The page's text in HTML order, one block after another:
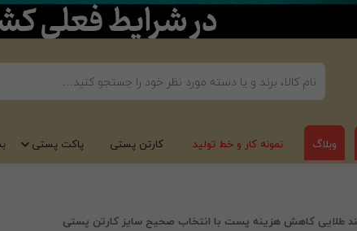
وبلاگ نمونه کار و خط تولید کارتن پستی پاکت پستی